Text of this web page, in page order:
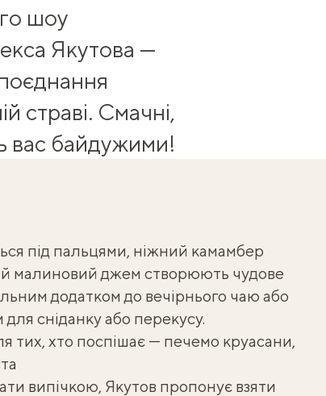
шоу
Якутова —
страві. Смачні,
вас байдужими!
під пальцями, ніжний камамбер
малиновий джем створюють чудове
додатком до вечірнього чаю або
сніданку або перекусу.
тих, хто поспішає — печемо круасани,
випічкою, Якутов пропонує взяти